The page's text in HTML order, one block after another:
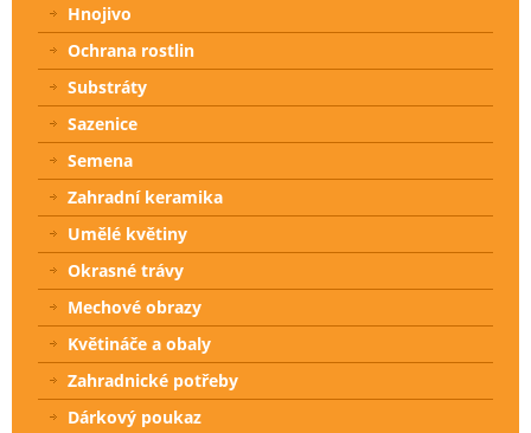
Hnojivo
Ochrana rostlin
Substráty
Sazenice
Semena
Zahradní keramika
Umělé květiny
Okrasné trávy
Mechové obrazy
Květináče a obaly
Zahradnické potřeby
Dárkový poukaz